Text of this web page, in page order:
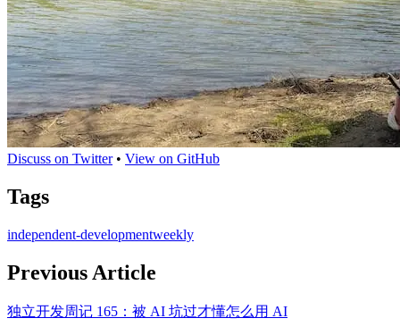
Discuss on Twitter• View on GitHub
Tags
independent-developmentweekly
Previous Article
独立开发周记 165：被 AI 坑过才懂怎么用 AI